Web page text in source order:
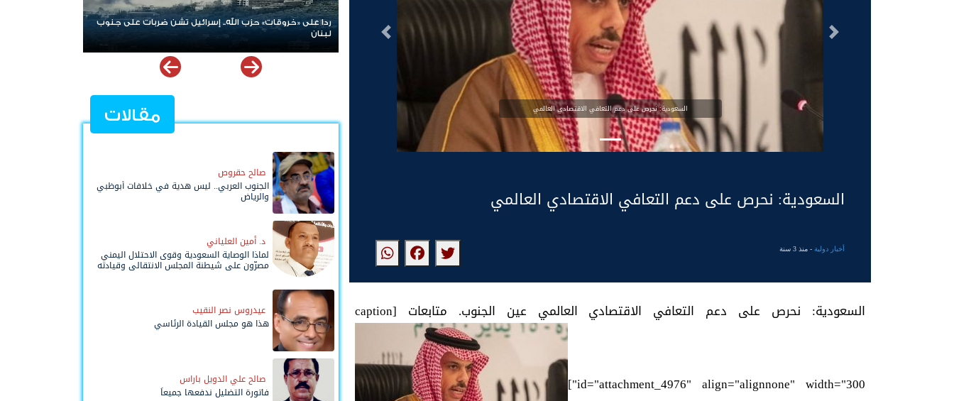
السعودية: نحرص على دعم التعافي الاقتصادي العالمي
التالى السابق
السعودية: نحرص على دعم التعافي الاقتصادي العالمي
أخبار دولية- منذ 3 سنة
السعودية: نحرص على دعم التعافي الاقتصادي العالمي عين الجنوب. متابعات [caption
id="attachment_4976" align="alignnone" width="300"]
ردا على «خروقات» حزب الله.. إسرائيل تشن ضربات على جنوب
الإمارات ترسخ دعم
مقالات
صالح حقروص
الجنوب العربي.. ليس هدية في خلافات أبوظبي
والرياض
د. أمين العلياني
لماذا الوصاية السعودية وقوى الاحتلال اليمني
مصرّون على شيطنة المجلس الانتقالي وقيادته
عيدروس نصر النقيب
هذا هو مجلس القيادة الرئاسي
صالح علي الدويل باراس
فاتورة التضليل ندفعها جميعاً